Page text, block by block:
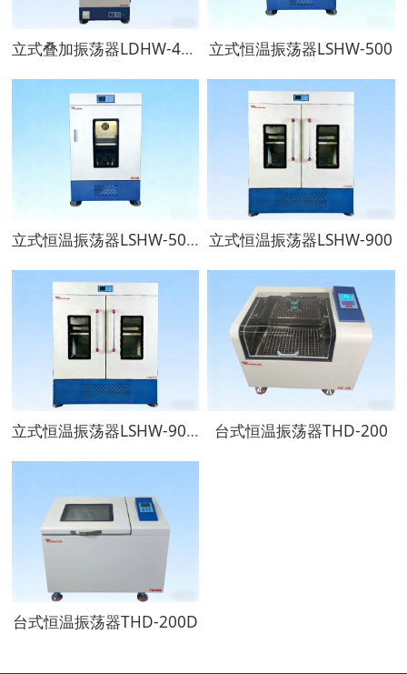
立式叠加振荡器LDHW-4002 立式恒温振荡器LSHW-500
立式恒温振荡器LSHW-500D 立式恒温振荡器LSHW-900
立式恒温振荡器LSHW-900D 台式恒温振荡器THD-200
台式恒温振荡器THD-200D